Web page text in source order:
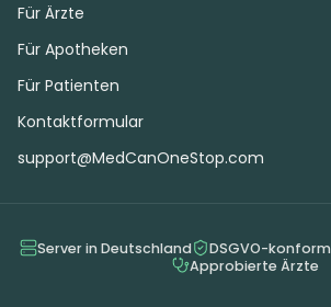
Für Ärzte
Für Apotheken
Für Patienten
Kontaktformular
support@MedCanOneStop.com
Server in Deutschland DSGVO-konform
Approbierte Ärzte